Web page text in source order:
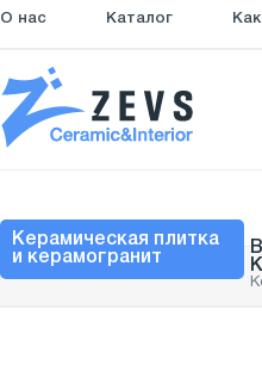
О нас Каталог
Керамическая плитка
и керамогранит